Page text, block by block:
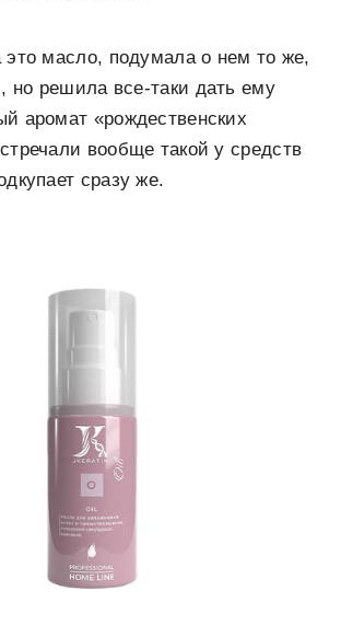
это масло, подумала о нем то же,
но решила все-таки дать ему
аромат «рождественских
вообще такой у средств
сразу же.